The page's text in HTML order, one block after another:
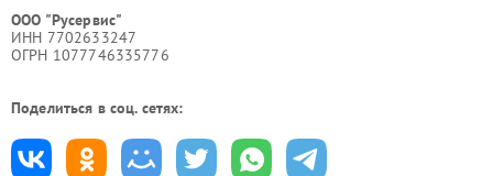
ООО "Русервис"
ИНН 7702633247
ОГРН 1077746335776
Поделиться в соц. сетях: